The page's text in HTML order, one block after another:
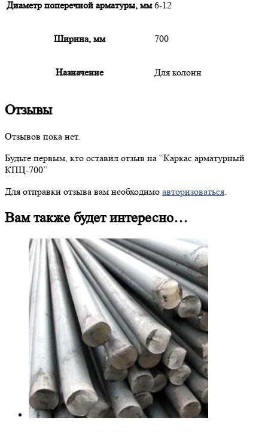
Диаметр поперечной арматуры, мм 6-12
Ширина, мм 700
Назначение Для колонн
Отзывы
Отзывов пока нет.
Будьте первым, кто оставил отзыв на “Каркас арматурный
КПЦ-700”
Для отправки отзыва вам необходимо авторизоваться.
Вам также будет интересно…